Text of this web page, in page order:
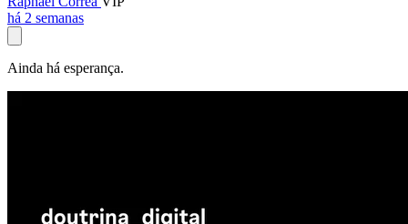
há 2 semanas
Ainda há esperança.